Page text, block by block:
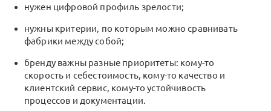
нужен цифровой профиль зрелости;
нужны критерии, по которым можно сравнивать
фабрики между собой;
бренду важны разные приоритеты: кому-то
скорость и себестоимость, кому-то качество и
клиентский сервис, кому-то устойчивость
процессов и документации.